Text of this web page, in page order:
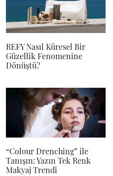
REFY Nasıl Küresel Bir
Güzellik Fenomenine
Dönüştü?
“Colour Drenching” ile
Tanışın: Yazın Tek Renk
Makyaj Trendi